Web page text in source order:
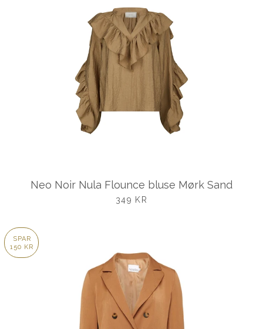
Neo Noir Nula Flounce bluse Mørk Sand
UDSALGSPRIS
349 KR
SPAR
150 KR